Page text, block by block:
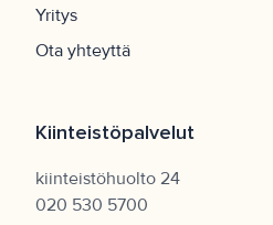
Yritys
Ota yhteyttä
Kiinteistöpalvelut
kiinteistöhuolto 24
020 530 5700